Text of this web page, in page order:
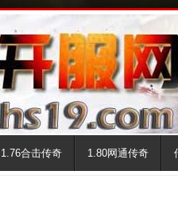
1.76合击传奇 1.80网通传奇